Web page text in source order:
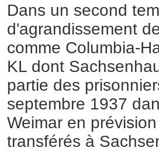
Dans un second
d'agrandissement
comme Columbia-
KL dont
partie des
septembre 1937
Weimar en
transférés à